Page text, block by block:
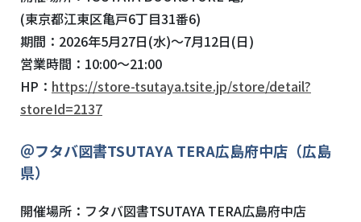
(東京都江東区亀戸6丁目31番6)
期間：2026年5月27日(水)～7月12日(日)
営業時間：10:00～21:00
HP： https://store-tsutaya.tsite.jp/store/detail?
storeId=2137
＠フタバ図書TSUTAYA TERA広島府中店（広島
県）
開催場所：フタバ図書TSUTAYA TERA広島府中店